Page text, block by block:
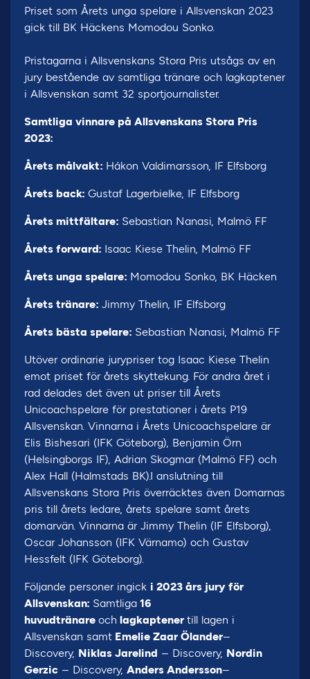
Priset som Årets unga spelare i Allsvenskan 2023
gick till BK Häckens Momodou Sonko.
Pristagarna i Allsvenskans Stora Pris utsågs av en
jury bestående av samtliga tränare och lagkaptener
i Allsvenskan samt 32 sportjournalister.
Samtliga vinnare på Allsvenskans Stora Pris
2023:
Årets målvakt: Hákon Valdimarsson, IF Elfsborg
Årets back: Gustaf Lagerbielke, IF Elfsborg
Årets mittfältare: Sebastian Nanasi, Malmö FF
Årets forward: Isaac Kiese Thelin, Malmö FF
Årets unga spelare: Momodou Sonko, BK Häcken
Årets tränare: Jimmy Thelin, IF Elfsborg
Årets bästa spelare: Sebastian Nanasi, Malmö FF
Utöver ordinarie jurypriser tog Isaac Kiese Thelin
emot priset för årets skyttekung. För andra året i
rad delades det även ut priser till Årets
Unicoachspelare för prestationer i årets P19
Allsvenskan. Vinnarna i Årets Unicoachspelare är
Elis Bishesari (IFK Göteborg), Benjamin Örn
(Helsingborgs IF), Adrian Skogmar (Malmö FF) och
Alex Hall (Halmstads BK).I anslutning till
Allsvenskans Stora Pris överräcktes även Domarnas
pris till årets ledare, årets spelare samt årets
domarvän. Vinnarna är Jimmy Thelin (IF Elfsborg),
Oscar Johansson (IFK Värnamo) och Gustav
Hessfelt (IFK Göteborg).
Följande personer ingick i 2023 års jury för
Allsvenskan: Samtliga 16
huvudtränare och lagkaptenertill lagen i
Allsvenskan samt Emelie Zaar Ölander–
Discovery, Niklas Jarelind – Discovery, Nordin
Gerzic – Discovery, Anders Andersson–